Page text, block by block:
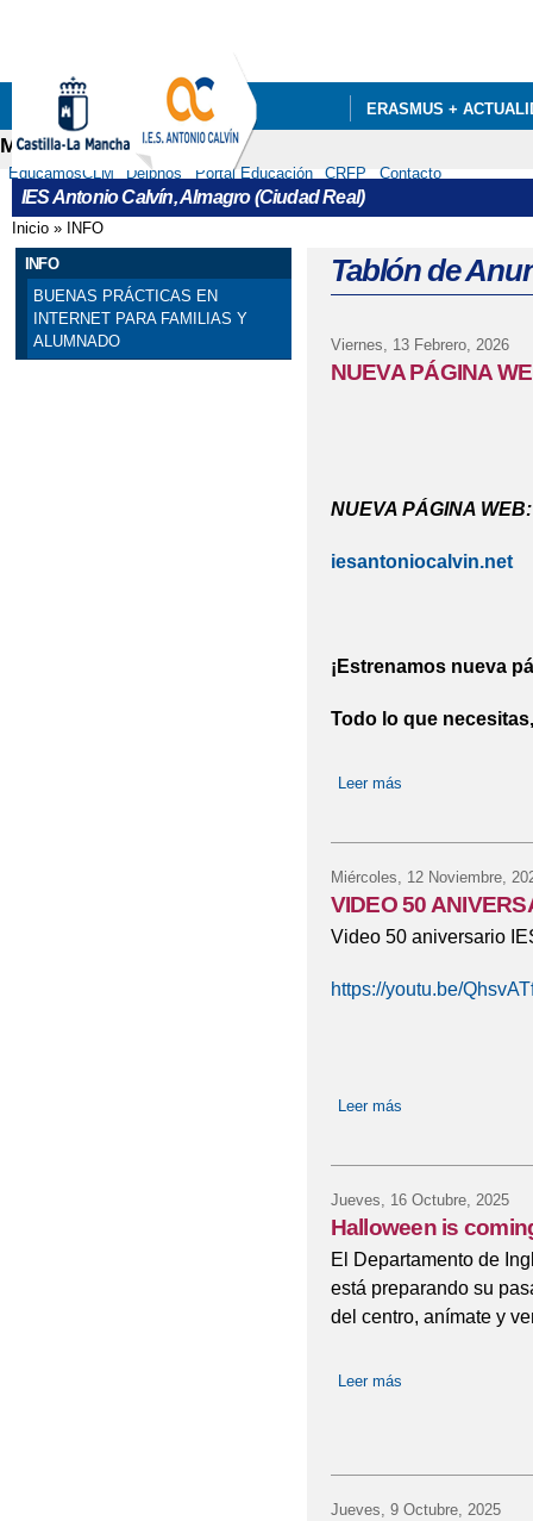
ERASMUS +
Menú secundario
EducamosCLM Delphos Portal Educación CRFP Contacto
IES Antonio Calvín, Almagro (Ciudad Real)
Se encuentra usted aquí
Inicio »
INFO
INFO
BUENAS PRÁCTICAS EN
INTERNET PARA FAMILIAS Y
ALUMNADO
Tablón de
Viernes, 13 Febrero, 2026
NUEVA PÁGINA
NUEVA PÁGINA
iesantoniocalvin.net
¡Estrenamos nueva
Todo lo que
Leer más
Miércoles, 12 Noviembre,
VIDEO 50
Video 50 aniversario
https://youtu.be/
Leer más
Jueves, 16 Octubre, 2025
Halloween is
El Departamento de
está preparando su
del centro, anímate y
Leer más
Jueves, 9 Octubre, 2025